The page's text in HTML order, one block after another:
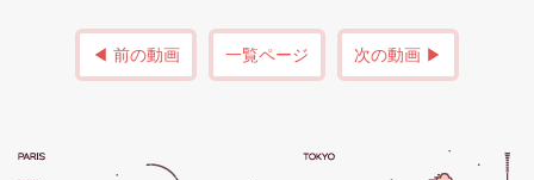
◀ 前の動画 一覧ページ 次の動画 ▶